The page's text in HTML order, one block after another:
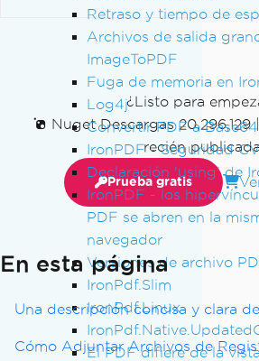
Retraso y tiempo de
Archivos de salida
ImageToPDF
Fuga de memoria en
Log4j
Convertir PDF a Base64
IronPDF - Seguridad
Declaración 'using' de
IronPDF - los
PDF se abren en la
navegador
Versiones de archivo
IronPdf.Slim
IronPdf.Linux
El PDF difiere de la
¿Listo para
Nuget Descargas 20,296,129|
recién publicada
Prueba gratis
En esta página
Una descripción concisa y clara
Cómo Adjuntar Archivos de